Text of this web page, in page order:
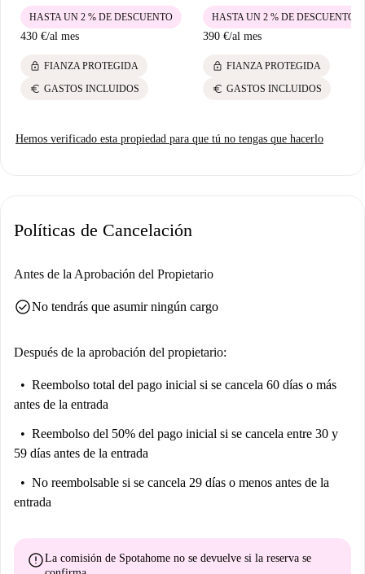
430 €/al mes
HASTA UN 2 % DE DESCUENTO
lock FIANZA PROTEGIDA
euro GASTOS INCLUIDOS
390 €/al mes
HASTA UN 2 % DE DESCUENTO
lock FIANZA PROTEGIDA
euro GASTOS INCLUIDOS
Hemos verificado esta propiedad para que tú no tengas que hacerlo
Políticas de Cancelación
Antes de la Aprobación del Propietario
check_circleNo tendrás que asumir ningún cargo
Después de la aprobación del propietario:
Reembolso total del pago inicial si se cancela 60 días o más
antes de la entrada
Reembolso del 50% del pago inicial si se cancela entre 30 y
59 días antes de la entrada
No reembolsable si se cancela 29 días o menos antes de la
entrada
errorLa comisión de Spotahome no se devuelve si la reserva se